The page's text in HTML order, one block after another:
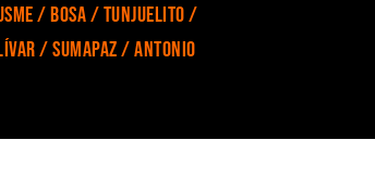
/ Bosa / Tunjuelito /
/ Sumapaz / Antonio